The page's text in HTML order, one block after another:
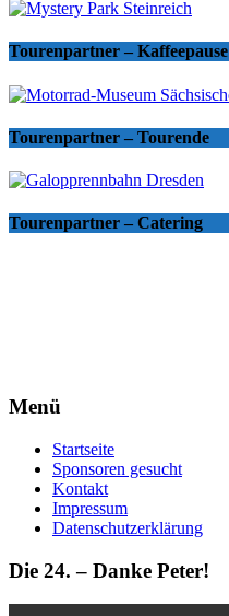
Tourenpartner – Kaffeepause
Tourenpartner – Tourende
Tourenpartner – Catering
Menü
Startseite
Sponsoren gesucht
Kontakt
Impressum
Datenschutzerklärung
Die 24. – Danke Peter!